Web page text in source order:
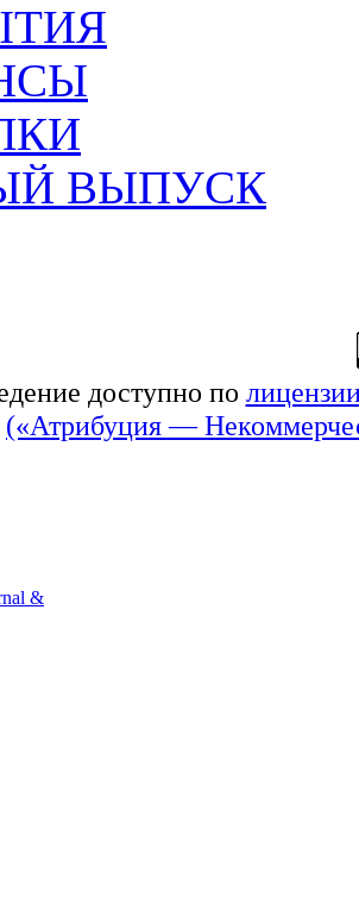
ВЫПУСК
доступно по
(«Атрибуция —